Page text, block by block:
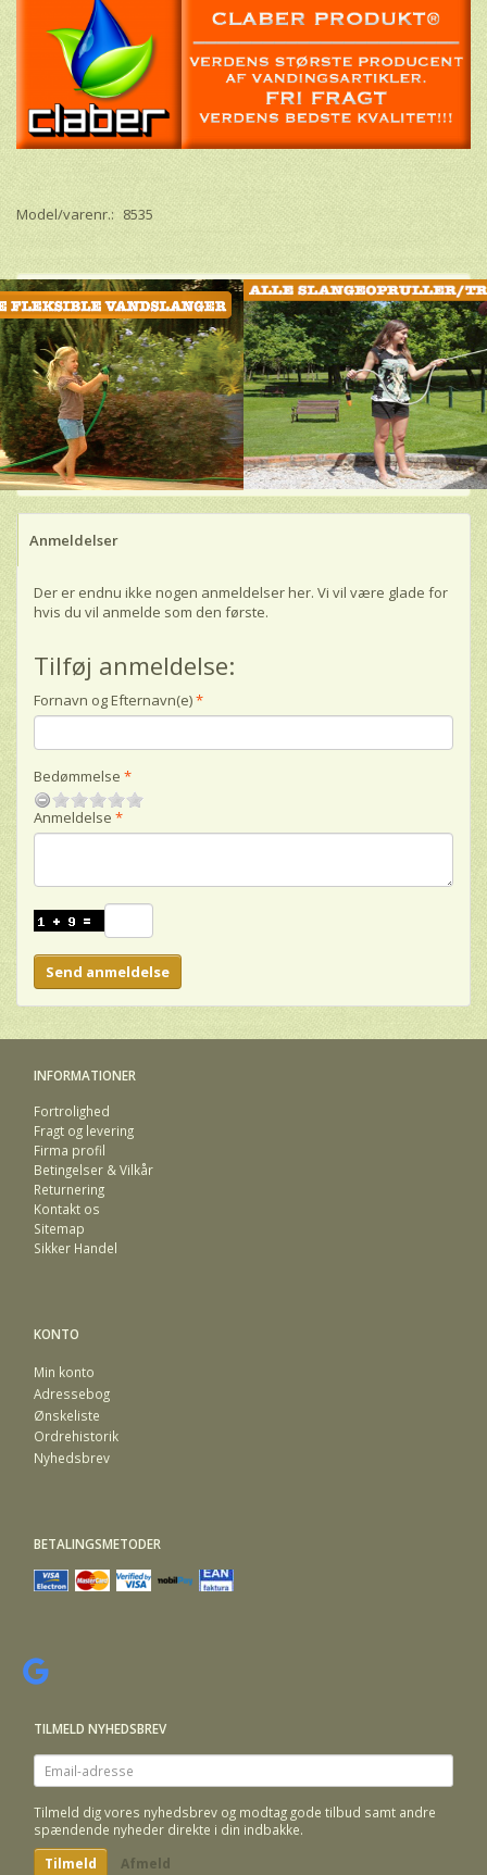
Model/varenr.: 8535
Anmeldelser
Der er endnu ikke nogen anmeldelser her. Vi vil være glade for
hvis du vil anmelde som den første.
Tilføj anmeldelse:
Fornavn og Efternavn(e)
Bedømmelse
Anmeldelse
Send anmeldelse
INFORMATIONER
Fortrolighed
Fragt og levering
Firma profil
Betingelser & Vilkår
Returnering
Kontakt os
Sitemap
Sikker Handel
KONTO
Min konto
Adressebog
Ønskeliste
Ordrehistorik
Nyhedsbrev
BETALINGSMETODER
TILMELD NYHEDSBREV
Email-
adresse
Tilmeld dig vores nyhedsbrev og modtag gode tilbud samt andre
spændende nyheder direkte i din indbakke.
Tilmeld Afmeld